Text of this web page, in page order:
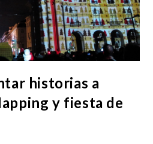
historias a
y fiesta de